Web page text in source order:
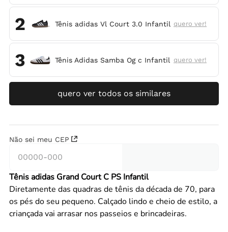
2 Tênis adidas Vl Court 3.0 Infantil quero ver!
3 Tênis Adidas Samba Og c Infantil quero ver!
quero ver todos os similares
Não sei meu CEP
Tênis adidas Grand Court C PS Infantil
Diretamente das quadras de tênis da década de 70, para
os pés do seu pequeno. Calçado lindo e cheio de estilo, a
criançada vai arrasar nos passeios e brincadeiras.